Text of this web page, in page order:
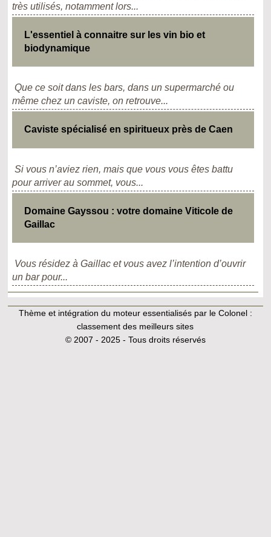
très utilisés, notamment lors...
L'essentiel à connaitre sur les vin bio et
biodynamique
Que ce soit dans les bars, dans un supermarché ou
même chez un caviste, on retrouve...
Caviste spécialisé en spiritueux près de Caen
Si vous n’aviez rien, mais que vous vous êtes battu
pour arriver au sommet, vous...
Domaine Gayssou : votre domaine Viticole de
Gaillac
Vous résidez à Gaillac et vous avez l’intention d’ouvrir
un bar pour...
Thème et intégration du moteur essentialisés par le Colonel :
classement des meilleurs sites
© 2007 - 2025 - Tous droits réservés